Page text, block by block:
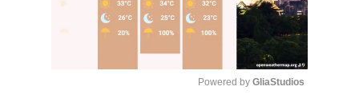
Powered by GliaStudios